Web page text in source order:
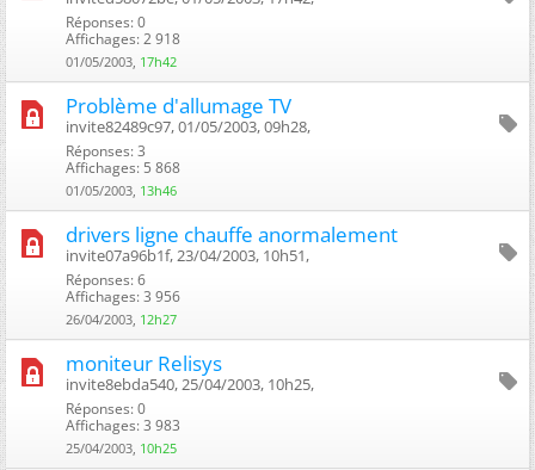
Réponses: 0
Affichages: 2 918
01/05/2003, 17h42
Problème d'allumage TV
invite82489c97, 01/05/2003, 09h28, ‎
Réponses: 3
Affichages: 5 868
01/05/2003, 13h46
drivers ligne chauffe anormalement
invite07a96b1f, 23/04/2003, 10h51, ‎
Réponses: 6
Affichages: 3 956
26/04/2003, 12h27
moniteur Relisys
invite8ebda540, 25/04/2003, 10h25, ‎
Réponses: 0
Affichages: 3 983
25/04/2003, 10h25